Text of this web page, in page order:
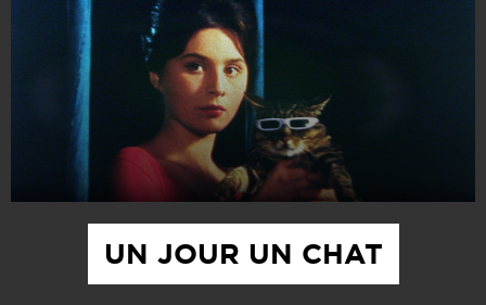
ÉVÉNEMENTS
CAFÉ DU CINÉ
PRATIQUE
ÉDUCATION AUX IMAGES
UN JOUR UN CHAT